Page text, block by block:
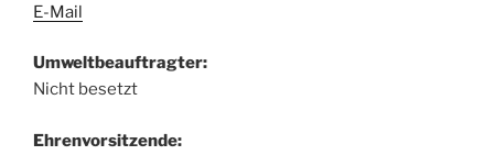
E-Mail
Umweltbeauftragter:
Nicht besetzt
Ehrenvorsitzende: